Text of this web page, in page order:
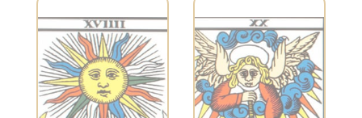
Symbolise la joie, la
réussite, la vitalité
et la clarté. Le
Représente la
réévaluation, la
transformation et
l’appel intérieur. Le